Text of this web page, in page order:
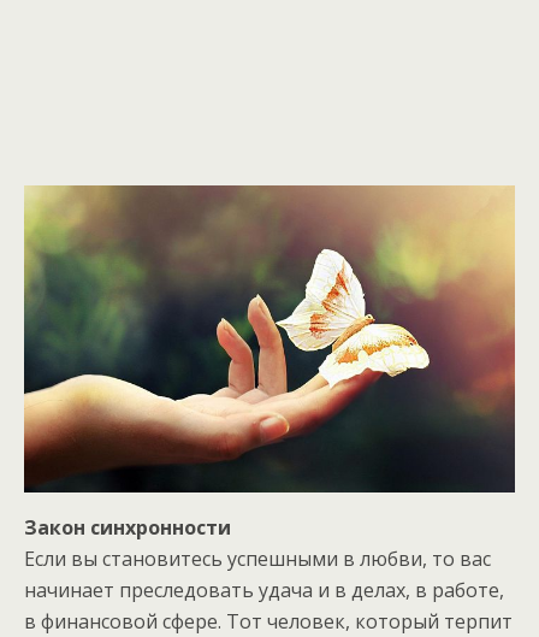
Закон синхронности
Если вы становитесь успешными в любви, то вас
начинает преследовать удача и в делах, в работе,
в финансовой сфере. Тот человек, который терпит